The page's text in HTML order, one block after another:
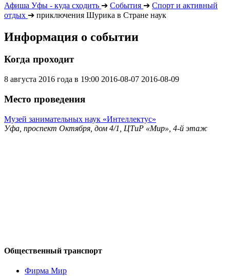
Афиша Уфы - куда сходить ➔ События ➔ Спорт и активный
отдых ➔ приключения Шурика в Стране наук
Информация о событии
Когда проходит
8 августа 2016 года в 19:00 2016-08-07 2016-08-09
Место проведения
Музей занимательных наук «Интеллектус»
Уфа, проспект Октября, дом 4/1, ЦТиР «Мир», 4-й этаж
Общественный транспорт
Фирма Мир